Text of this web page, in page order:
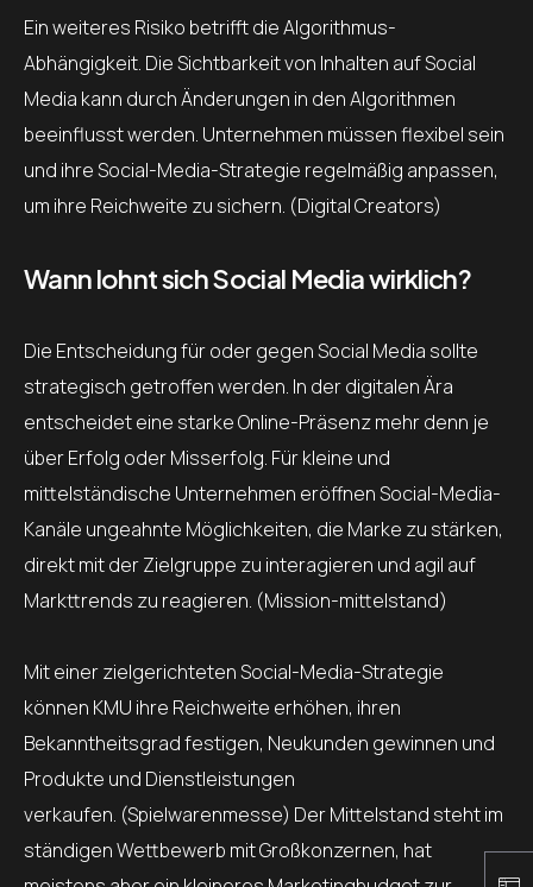
Ein weiteres Risiko betrifft die Algorithmus-
Abhängigkeit. Die Sichtbarkeit von Inhalten auf Social
Media kann durch Änderungen in den Algorithmen
beeinflusst werden. Unternehmen müssen flexibel sein
und ihre Social-Media-Strategie regelmäßig anpassen,
um ihre Reichweite zu sichern. (Digital Creators)
Wann lohnt sich Social Media wirklich?
Die Entscheidung für oder gegen Social Media sollte
strategisch getroffen werden. In der digitalen Ära
entscheidet eine starke Online-Präsenz mehr denn je
über Erfolg oder Misserfolg. Für kleine und
mittelständische Unternehmen eröffnen Social-Media-
Kanäle ungeahnte Möglichkeiten, die Marke zu stärken,
direkt mit der Zielgruppe zu interagieren und agil auf
Markttrends zu reagieren. (Mission-mittelstand)
Mit einer zielgerichteten Social-Media-Strategie
können KMU ihre Reichweite erhöhen, ihren
Bekanntheitsgrad festigen, Neukunden gewinnen und
Produkte und Dienstleistungen
verkaufen. (Spielwarenmesse) Der Mittelstand steht im
ständigen Wettbewerb mit Großkonzernen, hat